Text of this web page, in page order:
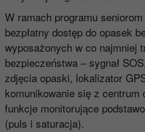
W ramach programu
bezpłatny dostęp do opasek
wyposażonych w co najmniej
bezpieczeństwa – sygnał
zdjęcia opaski, lokalizator
komunikowanie się z centrum
funkcje monitorujące
(puls i saturacja).